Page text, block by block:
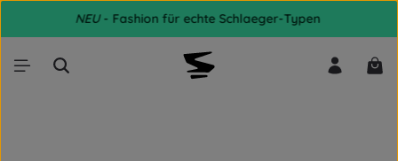
Zum Hauptinhalt springen
NEU- Fashion für echte Schlaeger-Typen